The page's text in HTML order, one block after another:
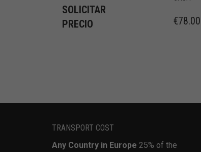
SOLICITAR
PRECIO
€78.00
TRANSPORT COST
Any Country in Europe 25% of the